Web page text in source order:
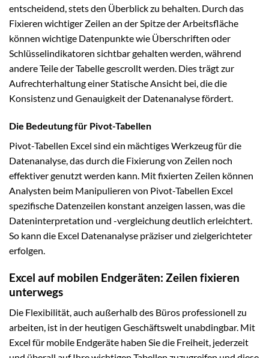
entscheidend, stets den Überblick zu behalten. Durch das
Fixieren wichtiger Zeilen an der Spitze der Arbeitsfläche
können wichtige Datenpunkte wie Überschriften oder
Schlüsselindikatoren sichtbar gehalten werden, während
andere Teile der Tabelle gescrollt werden. Dies trägt zur
Aufrechterhaltung einer Statische Ansicht bei, die die
Konsistenz und Genauigkeit der Datenanalyse fördert.
Die Bedeutung für Pivot-Tabellen
Pivot-Tabellen Excel sind ein mächtiges Werkzeug für die
Datenanalyse, das durch die Fixierung von Zeilen noch
effektiver genutzt werden kann. Mit fixierten Zeilen können
Analysten beim Manipulieren von Pivot-Tabellen Excel
spezifische Datenzeilen konstant anzeigen lassen, was die
Dateninterpretation und -vergleichung deutlich erleichtert.
So kann die Excel Datenanalyse präziser und zielgerichteter
erfolgen.
Excel auf mobilen Endgeräten: Zeilen fixieren
unterwegs
Die Flexibilität, auch außerhalb des Büros professionell zu
arbeiten, ist in der heutigen Geschäftswelt unabdingbar. Mit
Excel für mobile Endgeräte haben Sie die Freiheit, jederzeit